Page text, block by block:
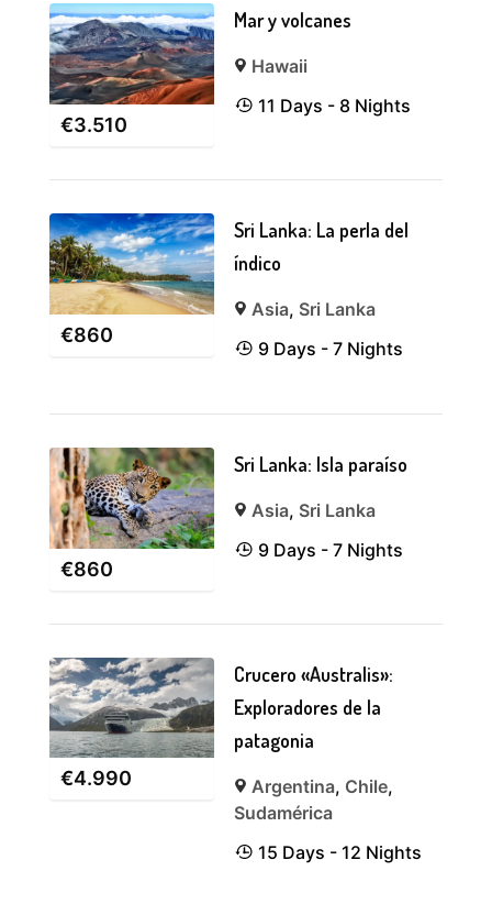
€3.510
Mar y volcanes
Hawaii
11 Days - 8 Nights
€860
Sri Lanka: La perla del
índico
Asia, Sri Lanka
9 Days - 7 Nights
€860
Sri Lanka: Isla paraíso
Asia, Sri Lanka
9 Days - 7 Nights
€4.990
Crucero «Australis»:
Exploradores de la
patagonia
Argentina, Chile,
Sudamérica
15 Days - 12 Nights